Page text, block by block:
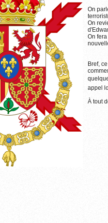
On
On
On
Bref,
appel
À tout